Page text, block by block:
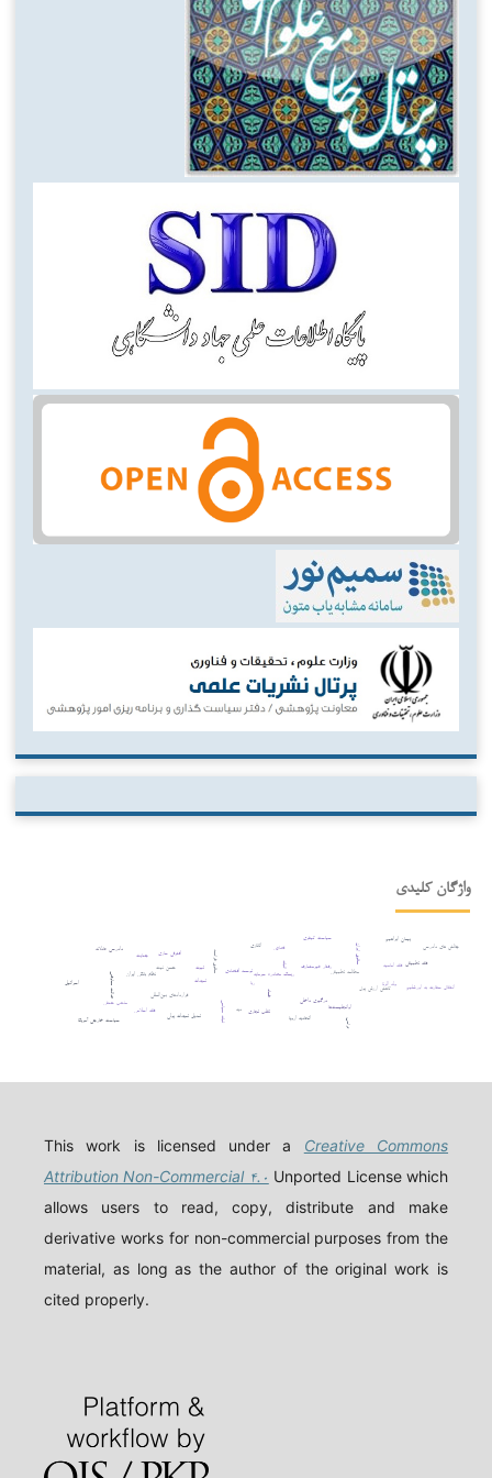
واژگان کلیدی
ثبات سیاسی
توسعه اقتصادی
فساد
درگیری داخلی
ریسک مصادره سرمایه
ثبوت اثبات
تعهدات
حقوق ایران حقوق فرانسه مطالعه تطبیقی
رفتار غیرمتعارف
تقلب تجاری
قراردادهای بین‌المللی
حسن نیت
اتحادیه اروپا
کاهش ارزش پول
نظام بانکی ایران
فقه اسلامی
ربا
تعدیل تعهدات پولی
عدالت معاوضی
دیه
قصاص
ولد الزنا
فقه امامیه
مذهب حنفی
جنایت
فقه تطبیقی
اوانجلیست‌ها
سیاست خارجی آمریکا ترامپ
اسرائیل
انتقال سفارت به اورشلیم
پیمان ابراهیم
افترقی سازی
دادرسی عادلانه چالش های دادرسی
سیاست کیفری
اتانازی
This work is licensed under a Creative Commons
Attribution Non-Commercial ۴.۰ Unported License which
allows users to read, copy, distribute and make
derivative works for non-commercial purposes from the
material, as long as the author of the original work is
cited properly.